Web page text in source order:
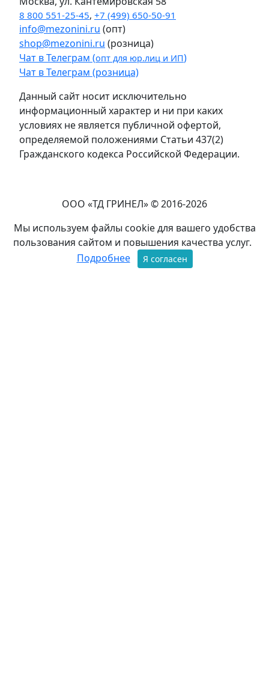
8 800 551-25-45, +7 (499) 650-50-91
info@mezonini.ru (опт)
shop@mezonini.ru (розница)
Чат в Телеграм (опт для юр.лиц и ИП)
Чат в Телеграм (розница)
Данный сайт носит исключительно
информационный характер и ни при каких
условиях не является публичной офертой,
определяемой положениями Статьи 437(2)
Гражданского кодекса Российской Федерации.
ООО «ТД ГРИНЕЛ» © 2016-2026
Мы используем файлы cookie для вашего удобства
пользования сайтом и повышения качества услуг.
Подробнее
Я согласен